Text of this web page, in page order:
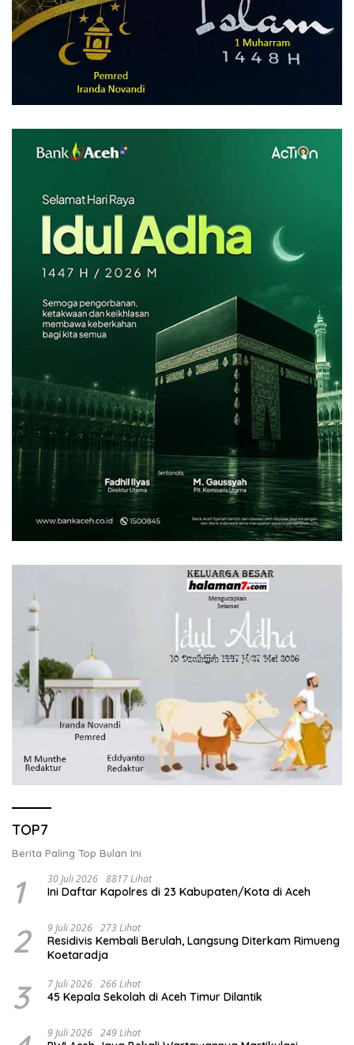
TOP7
Berita Paling Top Bulan Ini
1 30 Juli 2026 8817 Lihat
Ini Daftar Kapolres di 23 Kabupaten/Kota di Aceh
2 9 Juli 2026 273 Lihat
Residivis Kembali Berulah, Langsung Diterkam Rimueng
Koetaradja
3 7 Juli 2026 266 Lihat
45 Kepala Sekolah di Aceh Timur Dilantik
9 Juli 2026 249 Lihat